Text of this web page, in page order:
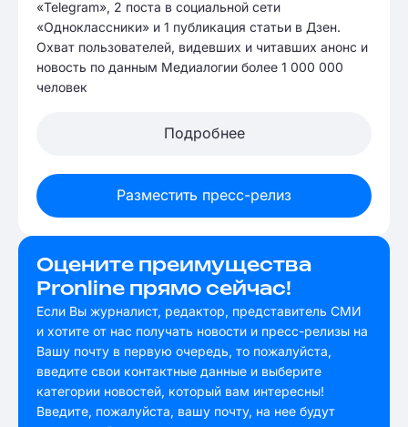
«Telegram», 2 поста в социальной сети
«Одноклассники» и 1 публикация статьи в Дзен.
Охват пользователей, видевших и читавших анонс и
новость по данным Медиалогии более 1 000 000
человек
Подробнее
Разместить пресс-релиз
Оцените преимущества
Pronline прямо сейчас!
Если Вы журналист, редактор, представитель СМИ
и хотите от нас получать новости и пресс-релизы на
Вашу почту в первую очередь, то пожалуйста,
введите свои контактные данные и выберите
категории новостей, который вам интересны!
Введите, пожалуйста, вашу почту, на нее будут